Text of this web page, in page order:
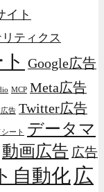
イト
ティクス
Google広告
MCP Meta広告
告 Twitter広告
ート
データマ
動画広告 広告
自動化 広